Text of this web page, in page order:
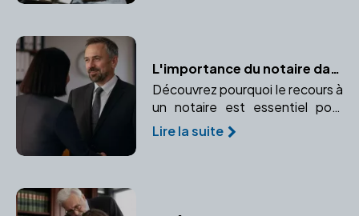
L'importance du notaire dans une donation : conseils et sécurité
Découvrez pourquoi le recours à
un notaire est essentiel pour
sécuriser et optimiser une
donation. Apprenez-en plus sur
Lire la suite